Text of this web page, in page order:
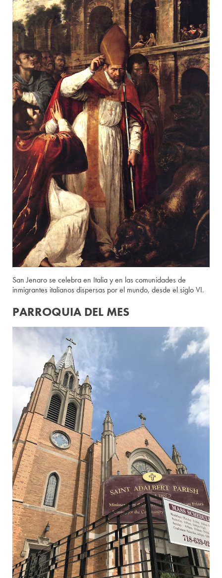
San Jenaro se celebra en Italia y en las comunidades de
inmigrantes italianos dispersas por el mundo, desde el siglo VI.
PARROQUIA DEL MES